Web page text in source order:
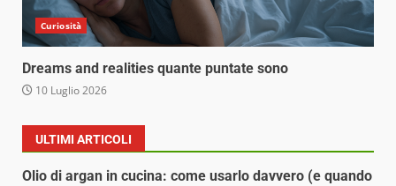
Curiosità
Dreams and realities quante puntate sono
10 Luglio 2026
ULTIMI ARTICOLI
Olio di argan in cucina: come usarlo davvero (e quando